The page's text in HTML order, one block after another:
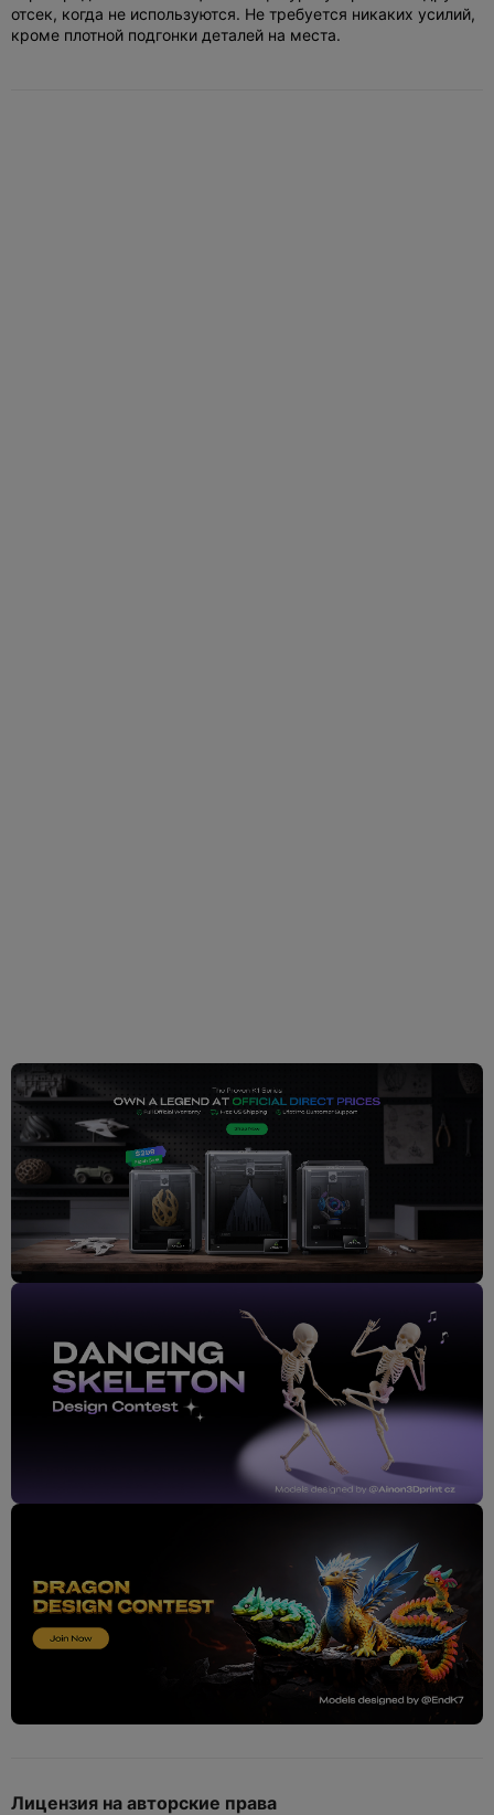
отсек, когда не используются. Не требуется никаких усилий,
кроме плотной подгонки деталей на места.
Лицензия на авторские права